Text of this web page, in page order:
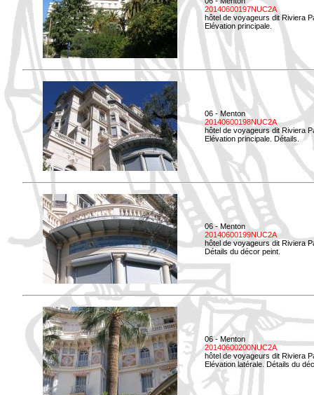
20140600197NUC2A
hôtel de voyageurs dit Riviera
Elévation principale.
06 - Menton
20140600198NUC2A
hôtel de voyageurs dit Riviera
Elévation principale. Détails.
06 - Menton
20140600199NUC2A
hôtel de voyageurs dit Riviera
Détails du décor peint.
06 - Menton
20140600200NUC2A
hôtel de voyageurs dit Riviera
Elévation latérale. Détails du